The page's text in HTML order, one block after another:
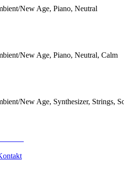
New Age, Piano, Neutral
New Age, Piano, Neutral, Calm
New Age, Synthesizer, Strings,